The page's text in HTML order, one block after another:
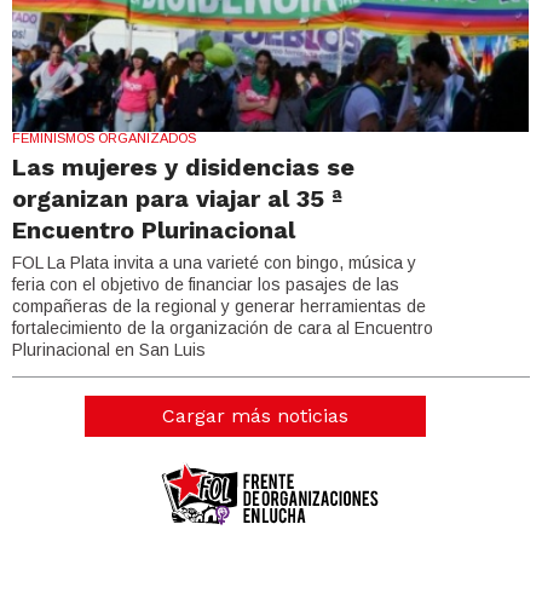
FEMINISMOS ORGANIZADOS
Las mujeres y disidencias se
organizan para viajar al 35 ª
Encuentro Plurinacional
FOL La Plata invita a una varieté con bingo, música y
feria con el objetivo de financiar los pasajes de las
compañeras de la regional y generar herramientas de
fortalecimiento de la organización de cara al Encuentro
Plurinacional en San Luis
Cargar más noticias